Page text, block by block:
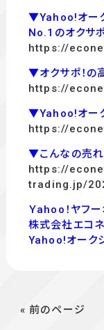
▼Yahoo!オー
No.1のオクサポ
https://
▼オクサポ！の
https://
▼Yahoo!オー
https://
▼こんなの売れ
https://
trading.jp/
Ｙahoo！ヤフー
株式会社エコネ
Yahoo!オーク
« 前のページ